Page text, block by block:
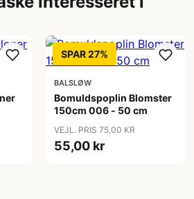
SPAR 27%
BALSLØW
Bomuldspoplin Blomster
150cm 006 - 50 cm
VEJL. PRIS 75,00 KR
55,00 kr